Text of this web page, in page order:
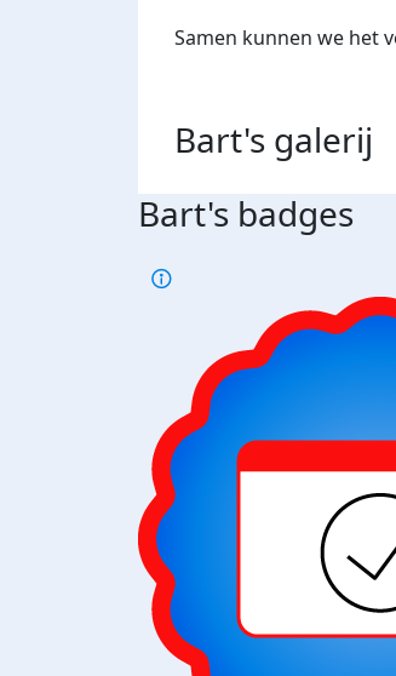
Samen kunnen we het
Bart's galerij
Bart's badges